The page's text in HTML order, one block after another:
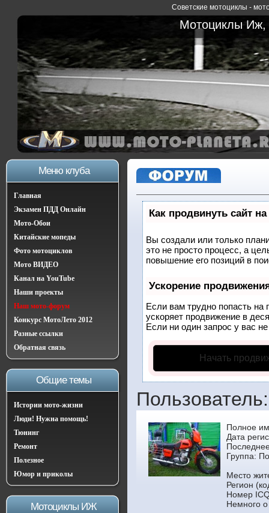
Советские мотоциклы -
Мотоциклы Иж,
Меню клуба
Главная
Экзамен ПДД Онлайн
Мото-Обои
Китайские мопеды
Фото мотоциклов
Мото ВИДЕО
Канал на YouTube
Наши проекты
Наш мото-форум
Конкурс МотоЛето 2012
Разные ссылки
Обратная связь
Общие темы
Истории мото-жизни
Люди! Нужна помощь!
Тюнинг
Ремонт
Полезное
Юмор и приколы
Мотоциклы ИЖ
Как продвинуть сайт
Вы создали или только
это не просто процесс, а
повышение его позиций в
Ускорение
Если вам трудно попасть на
ускоряет продвижение в
Если ни один запрос у вас
Начать
Полное
Дата
Группа:
Место
Регион
Номер
Немного